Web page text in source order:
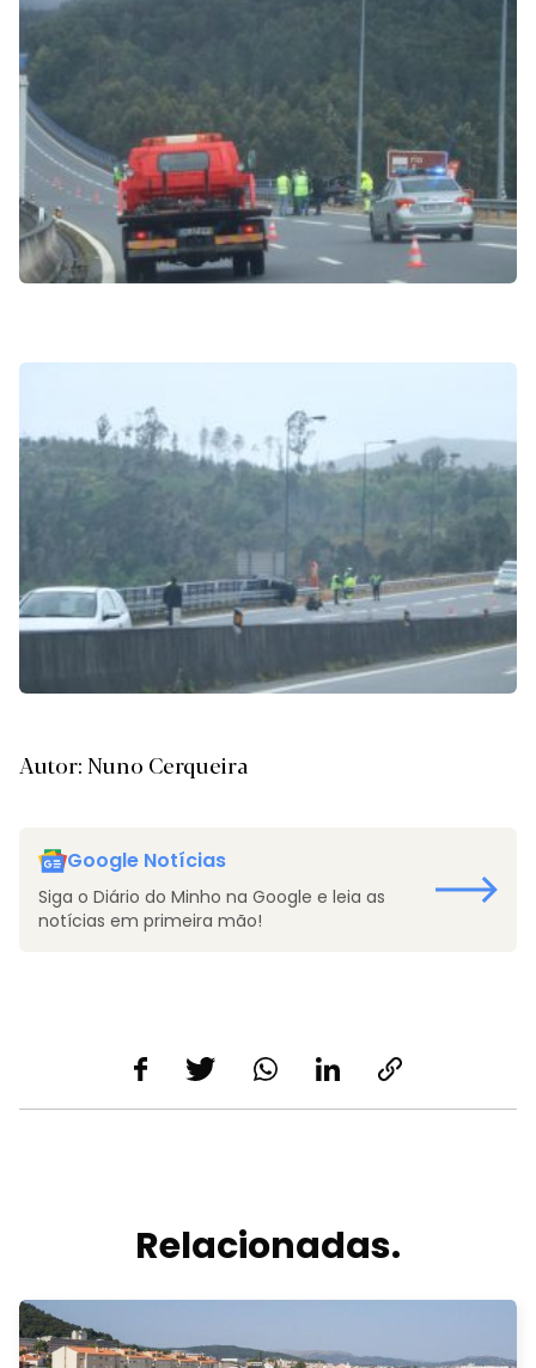
Autor: Nuno Cerqueira
Google Notícias
Siga o Diário do Minho na Google e leia as
notícias em primeira mão!
Relacionadas.